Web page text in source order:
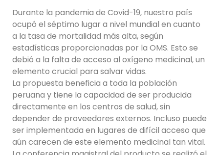
Durante la pandemia de Covid-19, nuestro país
ocupó el séptimo lugar a nivel mundial en cuanto
a la tasa de mortalidad más alta, según
estadísticas proporcionadas por la OMS. Esto se
debió a la falta de acceso al oxígeno medicinal, un
elemento crucial para salvar vidas.
La propuesta beneficia a toda la población
peruana y tiene la capacidad de ser producida
directamente en los centros de salud, sin
depender de proveedores externos. Incluso puede
ser implementada en lugares de difícil acceso que
aún carecen de este elemento medicinal tan vital.